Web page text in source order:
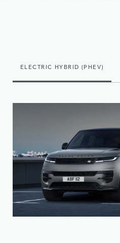
ELECTRIC HYBRID (PHEV)